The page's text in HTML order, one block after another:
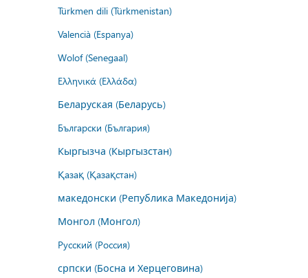
Türkmen dili (Türkmenistan)
Valencià (Espanya)
Wolof (Senegaal)
Ελληνικά (Ελλάδα)
Беларуская (Беларусь)
Български (България)
Кыргызча (Кыргызстан)
Қазақ (Қазақстан)
македонски (Република Македонија)
Монгол (Монгол)
Русский (Россия)
српски (Босна и Херцеговина)